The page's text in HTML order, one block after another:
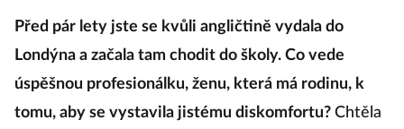
Před pár lety jste se kvůli angličtině vydala do
Londýna a začala tam chodit do školy. Co vede
úspěšnou profesionálku, ženu, která má rodinu, k
tomu, aby se vystavila jistému diskomfortu? Chtěla